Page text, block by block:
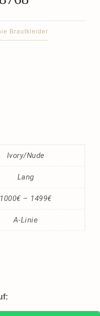
Brautkleider
Ivory/Nude
Lang
1000€ – 1499€
A-Linie